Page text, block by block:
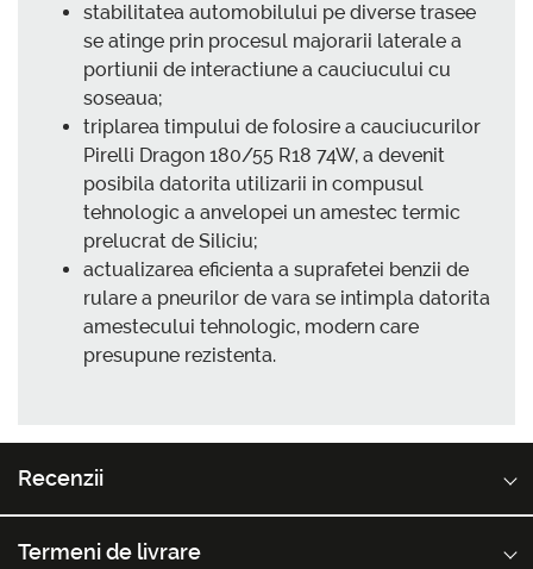
stabilitatea automobilului pe diverse trasee
se atinge prin procesul majorarii laterale a
portiunii de interactiune a cauciucului cu
soseaua;
triplarea timpului de folosire a cauciucurilor
Pirelli Dragon 180/55 R18 74W, a devenit
posibila datorita utilizarii in compusul
tehnologic a anvelopei un amestec termic
prelucrat de Siliciu;
actualizarea eficienta a suprafetei benzii de
rulare a pneurilor de vara se intimpla datorita
amestecului tehnologic, modern care
presupune rezistenta.
Recenzii
Termeni de livrare